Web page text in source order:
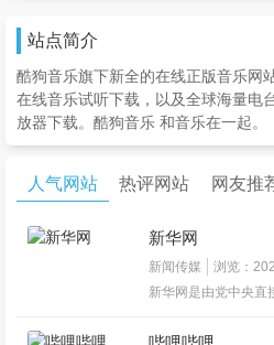
站点简介
酷狗音乐旗下新全的在线正版音乐网
在线音乐试听下载，以及全球海量电
放器下载。酷狗音乐 和音乐在一起。
人气网站 热评网站 网友推
新华网
新闻传媒
浏览：
新华网是由党中央直